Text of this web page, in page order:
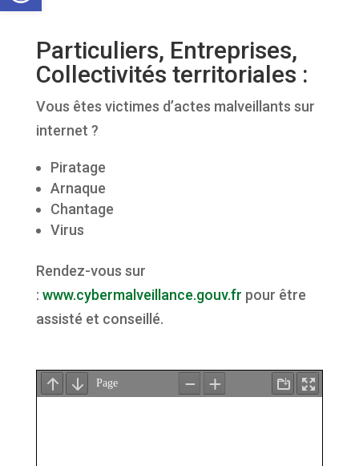
Particuliers, Entreprises,
Collectivités territoriales :
Vous êtes victimes d’actes malveillants sur
internet ?
Piratage
Arnaque
Chantage
Virus
Rendez-vous sur
: www.cybermalveillance.gouv.fr pour être
assisté et conseillé.